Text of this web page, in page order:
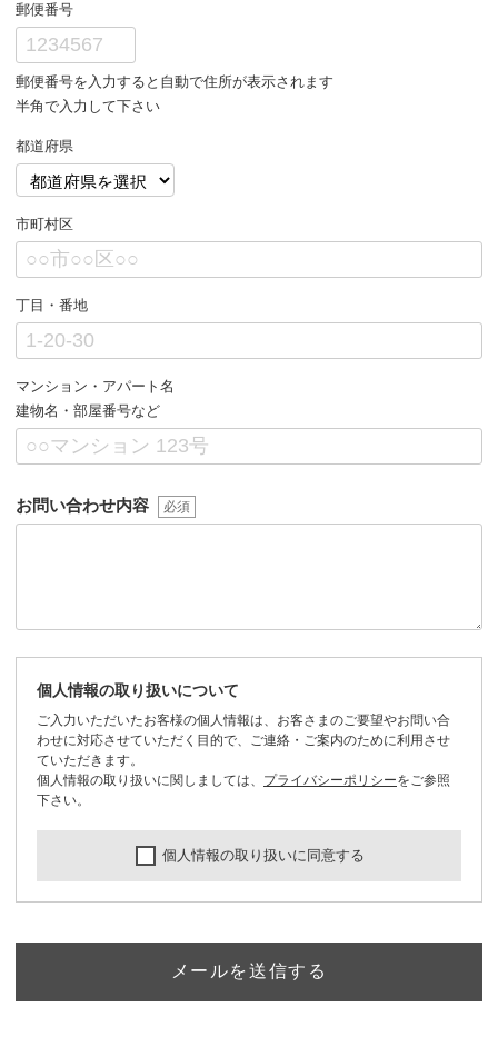
郵便番号
郵便番号を入力すると自動で住所が表示されます
半角で入力して下さい
都道府県
市町村区
丁目・番地
マンション・アパート名
建物名・部屋番号など
お問い合わせ内容 必須
個人情報の取り扱いについて
ご入力いただいたお客様の個人情報は、お客さまのご要望やお問い合
わせに対応させていただく目的で、ご連絡・ご案内のために利用させ
ていただきます。
個人情報の取り扱いに関しましては、 プライバシーポリシーをご参照
下さい。
個人情報の取り扱いに同意する
メールを送信する